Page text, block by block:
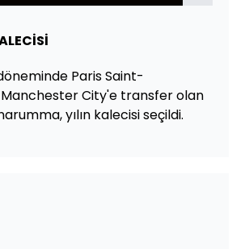
Paris Saint-
City'e transfer olan
yılın kalecisi seçildi.